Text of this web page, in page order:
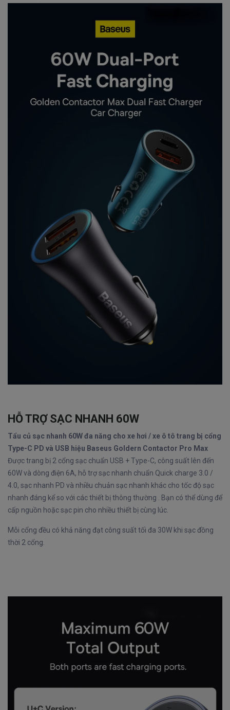
HỖ TRỢ SẠC NHANH 60W
Tẩu củ sạc nhanh 60W đa năng cho xe hơi / xe ô tô trang bị cổng
Type-C PD và USB hiệu Baseus Goldern Contactor Pro Max
Được trang bị 2 cổng sạc chuẩn USB + Type-C, công suất lên đến
60W và dòng điện 6A, hỗ trợ sạc nhanh chuẩn Quick charge 3.0 /
4.0, sạc nhanh PD và nhiều chuản sạc nhanh khác cho tốc độ sạc
nhanh đáng kể so với các thiết bị thông thường . Bạn có thể dùng để
cấp nguồn hoặc sạc pin cho nhiều thiết bị cùng lúc.
Mỗi cổng đều có khả năng đạt công suất tối đa 30W khi sạc đồng
thời 2 cổng.